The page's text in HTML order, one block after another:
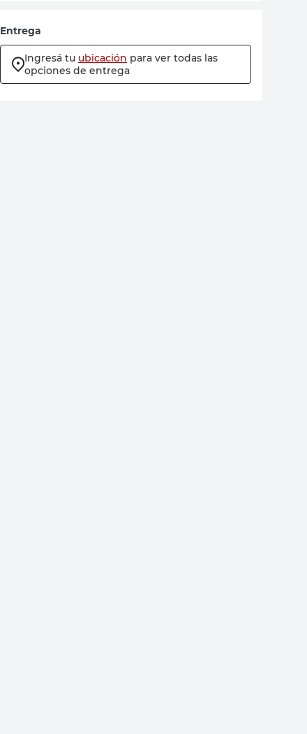
Entrega
Ingresá tu ubicación para ver todas las
opciones de entrega